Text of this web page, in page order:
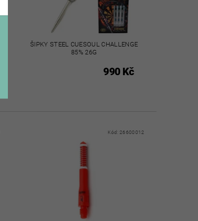
ŠIPKY STEEL CUESOUL CHALLENGE
85% 26G
990 Kč
Kód: 26600012